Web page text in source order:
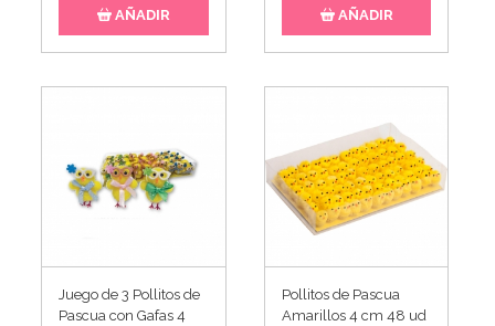
AÑADIR AÑADIR
Juego de 3 Pollitos de
Pascua con Gafas 4
Pollitos de Pascua
Amarillos 4 cm 48 ud